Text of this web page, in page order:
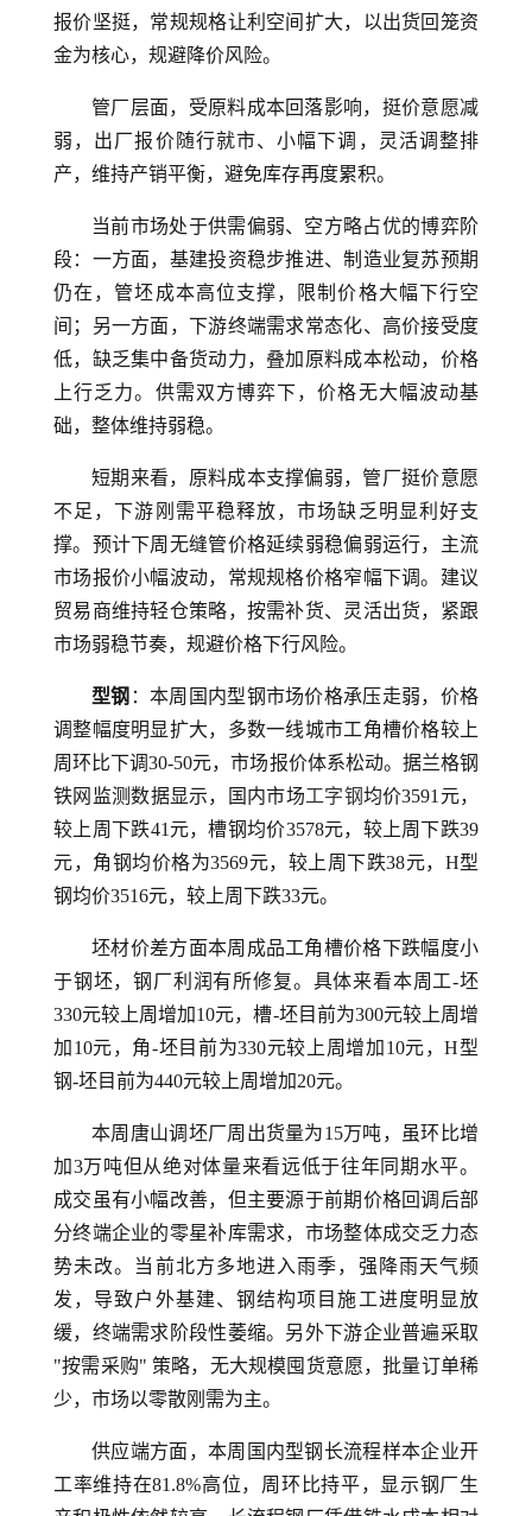
报价坚挺，常规规格让利空间扩大，以出货回笼资
金为核心，规避降价风险。
管厂层面，受原料成本回落影响，挺价意愿减
弱，出厂报价随行就市、小幅下调，灵活调整排
产，维持产销平衡，避免库存再度累积。
当前市场处于供需偏弱、空方略占优的博弈阶
段：一方面，基建投资稳步推进、制造业复苏预期
仍在，管坯成本高位支撑，限制价格大幅下行空
间；另一方面，下游终端需求常态化、高价接受度
低，缺乏集中备货动力，叠加原料成本松动，价格
上行乏力。供需双方博弈下，价格无大幅波动基
础，整体维持弱稳。
短期来看，原料成本支撑偏弱，管厂挺价意愿
不足，下游刚需平稳释放，市场缺乏明显利好支
撑。预计下周无缝管价格延续弱稳偏弱运行，主流
市场报价小幅波动，常规规格价格窄幅下调。建议
贸易商维持轻仓策略，按需补货、灵活出货，紧跟
市场弱稳节奏，规避价格下行风险。
型钢 ：本周国内型钢市场价格承压走弱，价格
调整幅度明显扩大，多数一线城市工角槽价格较上
周环比下调30-50元，市场报价体系松动。据兰格钢
铁网监测数据显示，国内市场工字钢均价3591元，
较上周下跌41元，槽钢均价3578元，较上周下跌39
元，角钢均价格为3569元，较上周下跌38元，H型
钢均价3516元，较上周下跌33元。
坯材价差方面本周成品工角槽价格下跌幅度小
于钢坯，钢厂利润有所修复。具体来看本周工-坯
330元较上周增加10元，槽-坯目前为300元较上周增
加10元，角-坯目前为330元较上周增加10元，H型
钢-坯目前为440元较上周增加20元。
本周唐山调坯厂周出货量为15万吨，虽环比增
加3万吨但从绝对体量来看远低于往年同期水平。
成交虽有小幅改善，但主要源于前期价格回调后部
分终端企业的零星补库需求，市场整体成交乏力态
势未改。当前北方多地进入雨季，强降雨天气频
发，导致户外基建、钢结构项目施工进度明显放
缓，终端需求阶段性萎缩。另外下游企业普遍采取
"按需采购" 策略，无大规模囤货意愿，批量订单稀
少，市场以零散刚需为主。
供应端方面，本周国内型钢长流程样本企业开
工率维持在81.8%高位，周环比持平，显示钢厂生